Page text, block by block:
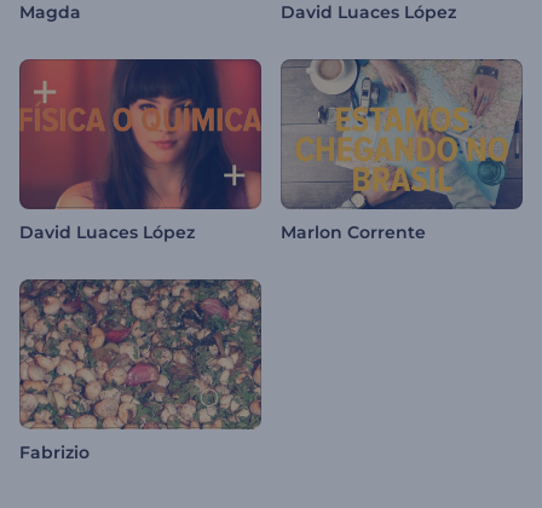
Magda David Luaces López
David Luaces López Marlon Corrente
Fabrizio